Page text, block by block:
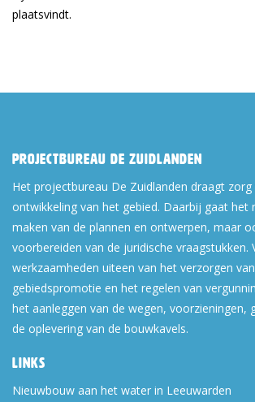
plaatsvindt.
Projectbureau De Zuidlanden
Het projectbureau De Zuidlanden draagt
ontwikkeling van het gebied. Daarbij gaat het
maken van de plannen en ontwerpen, maar
voorbereiden van de juridische vraagstukken.
werkzaamheden uiteen van het verzorgen
gebiedspromotie en het regelen van
het aanleggen van de wegen, voorzieningen,
de oplevering van de bouwkavels.
Links
Nieuwbouw aan het water in Leeuwarden